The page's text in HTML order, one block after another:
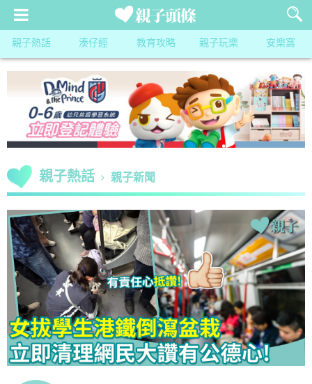
親子熱話 湊仔經 教育攻略 親子玩樂 安樂窩
親子熱話 親子新聞